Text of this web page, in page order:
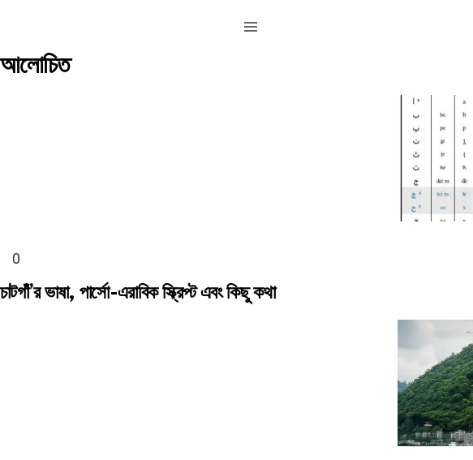
আলোচিত
চাটগাঁ’র ভাষা, পার্সো-এরাবিক স্ক্রিপ্ট এবং কিছু কথা